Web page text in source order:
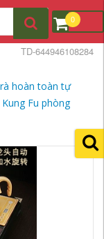
0
hoàn toàn tự
Fu phòng
TD-644946108284